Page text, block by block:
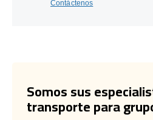
Contáctenos
Somos sus
transporte para